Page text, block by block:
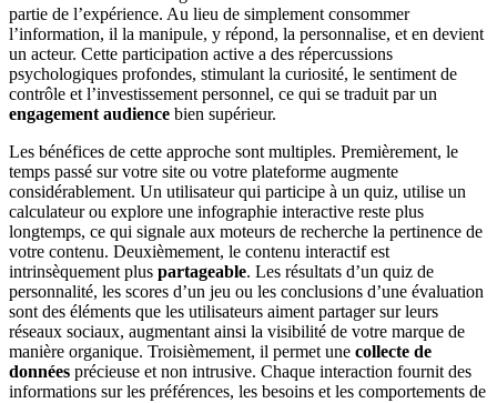
partie de l’expérience. Au lieu de simplement consommer
l’information, il la manipule, y répond, la personnalise, et en devient
un acteur. Cette participation active a des répercussions
psychologiques profondes, stimulant la curiosité, le sentiment de
contrôle et l’investissement personnel, ce qui se traduit par un
engagement audience bien supérieur.
Les bénéfices de cette approche sont multiples. Premièrement, le
temps passé sur votre site ou votre plateforme augmente
considérablement. Un utilisateur qui participe à un quiz, utilise un
calculateur ou explore une infographie interactive reste plus
longtemps, ce qui signale aux moteurs de recherche la pertinence de
votre contenu. Deuxièmement, le contenu interactif est
intrinsèquement plus partageable. Les résultats d’un quiz de
personnalité, les scores d’un jeu ou les conclusions d’une évaluation
sont des éléments que les utilisateurs aiment partager sur leurs
réseaux sociaux, augmentant ainsi la visibilité de votre marque de
manière organique. Troisièmement, il permet une collecte de
données précieuse et non intrusive. Chaque interaction fournit des
informations sur les préférences, les besoins et les comportements de